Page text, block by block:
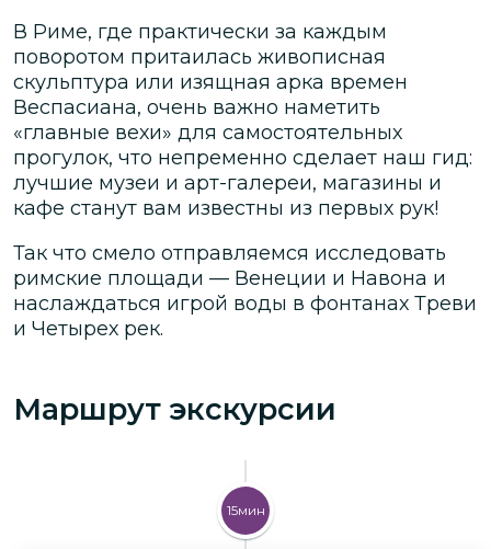
В Риме, где практически за каждым
поворотом притаилась живописная
скульптура или изящная арка времен
Веспасиана, очень важно наметить
«главные вехи» для самостоятельных
прогулок, что непременно сделает наш гид:
лучшие музеи и арт-галереи, магазины и
кафе станут вам известны из первых рук!
Так что смело отправляемся исследовать
римские площади — Венеции и Навона и
наслаждаться игрой воды в фонтанах Треви
и Четырех рек.
Маршрут экскурсии
15мин